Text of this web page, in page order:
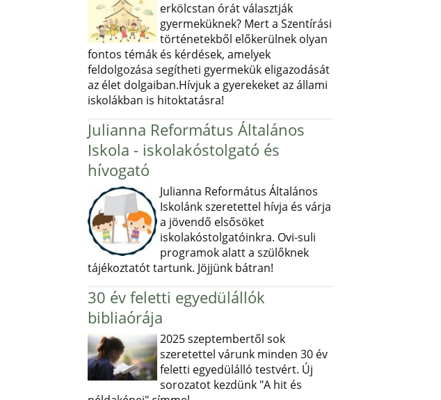
erkölcstan órát választják
gyermeküknek? Mert a Szentírási
történetekből előkerülnek olyan
fontos témák és kérdések, amelyek
feldolgozása segítheti gyermekük eligazodását
az élet dolgaiban.Hívjuk a gyerekeket az állami
iskolákban is hitoktatásra!
Julianna Református Általános
Iskola - iskolakóstolgató és
hívogató
Julianna Református Általános
Iskolánk szeretettel hívja és várja
a jövendő elsősöket
iskolakóstolgatóinkra. Ovi-suli
programok alatt a szülőknek
tájékoztatót tartunk. Jöjjünk bátran!
30 év feletti egyedülállók
bibliaórája
2025 szeptembertől sok
szeretettel várunk minden 30 év
feletti egyedülálló testvért. Új
sorozatot kezdünk "A hit és